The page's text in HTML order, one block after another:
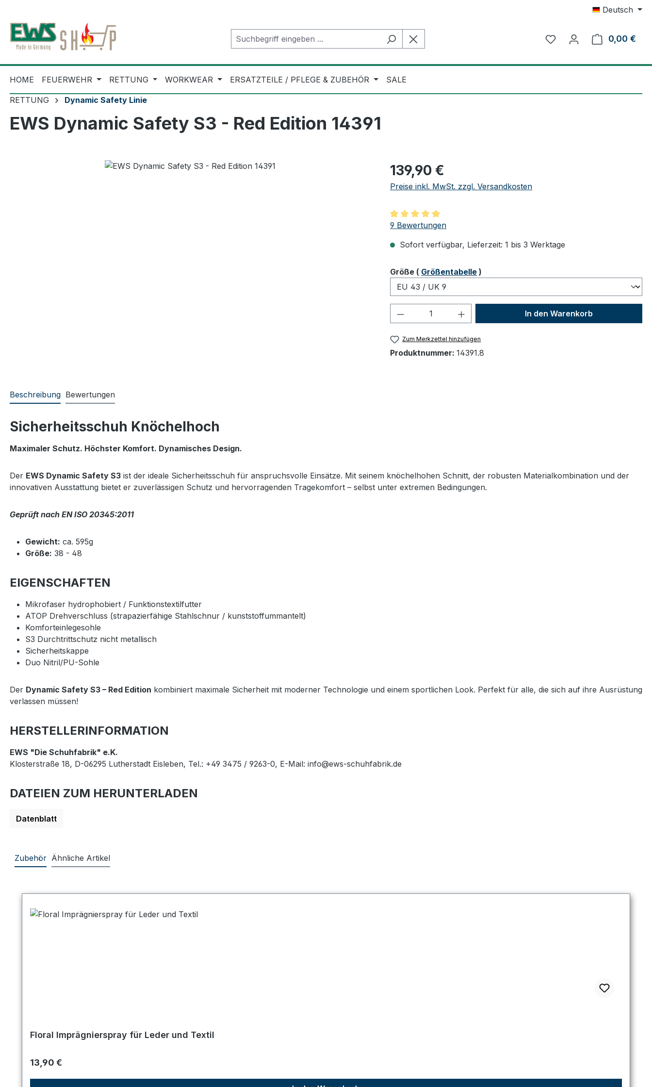
Deutsch
0,00 €
HOME FEUERWEHR RETTUNG WORKWEAR ERSATZTEILE / PFLEGE & ZUBEHÖR SALE
RETTUNG Dynamic Safety Linie
EWS Dynamic Safety S3 - Red Edition 14391
Regulärer Preis:
139,90 €
Preise inkl. MwSt. zzgl. Versandkosten
Durchschnittliche Bewertung von 4.89 von 5 Sternen
9 Bewertungen
Sofort verfügbar, Lieferzeit: 1 bis 3 Werktage
Größeauswählen
( Größentabelle )
Produkt Anzahl: Gib den gewünschten Wert
In den Warenkorb
Zum Merkzettel hinzufügen
Produktnummer: 14391.8
Beschreibung Bewertungen
Sicherheitsschuh Knöchelhoch
Maximaler Schutz. Höchster Komfort. Dynamisches Design.
Der EWS Dynamic Safety S3 ist der ideale Sicherheitsschuh für anspruchsvolle Einsätze. Mit seinem knöchelhohen Schnitt, der robusten Materialkombination und der
innovativen Ausstattung bietet er zuverlässigen Schutz und hervorragenden Tragekomfort – selbst unter extremen Bedingungen.
Geprüft nach EN ISO 20345:2011
Gewicht: ca. 595g
Größe: 38 - 48
EIGENSCHAFTEN
Mikrofaser hydrophobiert / Funktionstextilfutter
ATOP Drehverschluss (strapazierfähige Stahlschnur / kunststoffummantelt)
Komforteinlegesohle
S3 Durchtrittschutz nicht metallisch
Sicherheitskappe
Duo Nitril/PU-Sohle
Der Dynamic Safety S3 – Red Edition kombiniert maximale Sicherheit mit moderner Technologie und einem sportlichen Look. Perfekt für alle, die sich auf ihre Ausrüstung
verlassen müssen!
HERSTELLERINFORMATION
EWS "Die Schuhfabrik" e.K.
Klosterstraße 18, D-06295 Lutherstadt Eisleben, Tel.: +49 3475 / 9263-0, E-Mail: info@ews-schuhfabrik.de
DATEIEN ZUM HERUNTERLADEN
Datenblatt
Zubehör Ähnliche Artikel
Floral Imprägnierspray für Leder und Textil
Regulärer Preis:
13,90 €